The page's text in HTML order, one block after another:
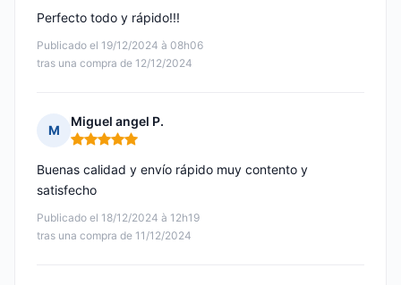
Publicado el 19/12/2024 à 08h06
tras una compra de 12/12/2024
Perfecto todo y rápido!!!
M
Miguel angel P.
Nota: 5 de 5
Publicado el 18/12/2024 à 12h19
tras una compra de 11/12/2024
Buenas calidad y envío rápido muy contento y
satisfecho